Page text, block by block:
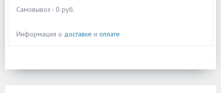
Самовывоз - 0 руб.
Информация о доставке и оплате